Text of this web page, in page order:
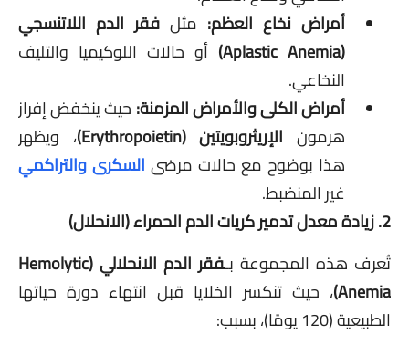
أمراض نخاع العظم: مثل فقر الدم اللاتنسجي
(Aplastic Anemia)
أو حالات اللوكيميا والتليف
النخاعي.
أمراض الكلى والأمراض المزمنة: حيث ينخفض إفراز
هرمون الإريثروبويتين (Erythropoietin)
، ويظهر
هذا بوضوح مع حالات مرضى السكرى والتراكمي
غير المنضبط.
2. زيادة معدل تدمير كريات الدم الحمراء (الانحلال)
تُعرف هذه المجموعة بـ
فقر الدم الانحلالي (Hemolytic
Anemia)، حيث تنكسر الخلايا قبل انتهاء دورة حياتها
الطبيعية (120 يومًا)، بسبب: